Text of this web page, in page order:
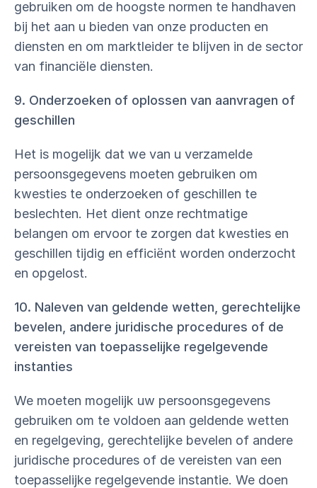
gebruiken om de hoogste normen te handhaven
bij het aan u bieden van onze producten en
diensten en om marktleider te blijven in de sector
van financiële diensten.
9. Onderzoeken of oplossen van aanvragen of
geschillen
Het is mogelijk dat we van u verzamelde
persoonsgegevens moeten gebruiken om
kwesties te onderzoeken of geschillen te
beslechten. Het dient onze rechtmatige
belangen om ervoor te zorgen dat kwesties en
geschillen tijdig en efficiënt worden onderzocht
en opgelost.
10. Naleven van geldende wetten, gerechtelijke
bevelen, andere juridische procedures of de
vereisten van toepasselijke regelgevende
instanties
We moeten mogelijk uw persoonsgegevens
gebruiken om te voldoen aan geldende wetten
en regelgeving, gerechtelijke bevelen of andere
juridische procedures of de vereisten van een
toepasselijke regelgevende instantie. We doen